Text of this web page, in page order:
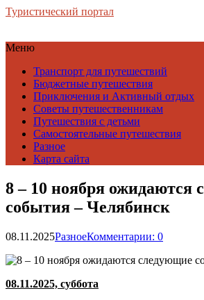
Туристический портал
Меню
Транспорт для путешествий
Бюджетные путешествия
Приключения и Активный отдых
Советы путешественникам
Путешествия с детьми
Самостоятельные путешествия
Разное
Карта сайта
8 – 10 ноября ожидаются
события – Челябинск
08.11.2025РазноеКомментарии: 0
08.11.2025, суббота